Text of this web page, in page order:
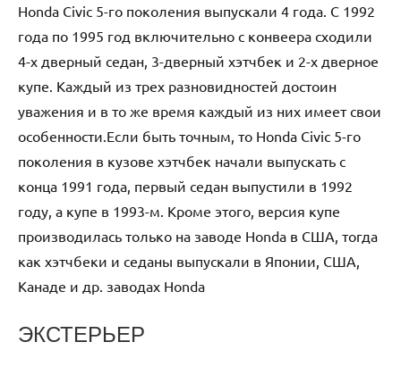
Honda Civic 5-го поколения выпускали 4 года. С 1992
года по 1995 год включительно с конвеера сходили
4-х дверный седан, 3-дверный хэтчбек и 2-х дверное
купе. Каждый из трех разновидностей достоин
уважения и в то же время каждый из них имеет свои
особенности.Если быть точным, то Honda Civic 5-го
поколения в кузове хэтчбек начали выпускать с
конца 1991 года, первый седан выпустили в 1992
году, а купе в 1993-м. Кроме этого, версия купе
производилась только на заводе Honda в США, тогда
как хэтчбеки и седаны выпускали в Японии, США,
Канаде и др. заводах Honda
ЭКСТЕРЬЕР